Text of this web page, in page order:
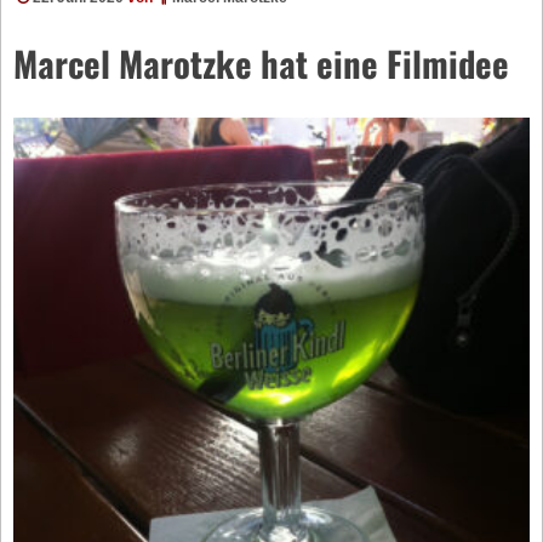
Marcel Marotzke hat eine Filmidee